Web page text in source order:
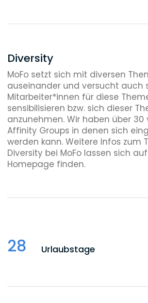
Diversity
MoFo setzt sich mit diversen
auseinander und versucht auch
Mitarbeiter*innen für diese
sensibilisieren bzw. sich dieser
anzunehmen. Wir haben über
Affinity Groups in denen sich
werden kann. Weitere Infos zum
Diversity bei MoFo lassen sich
Homepage finden.
28 Urlaubstage